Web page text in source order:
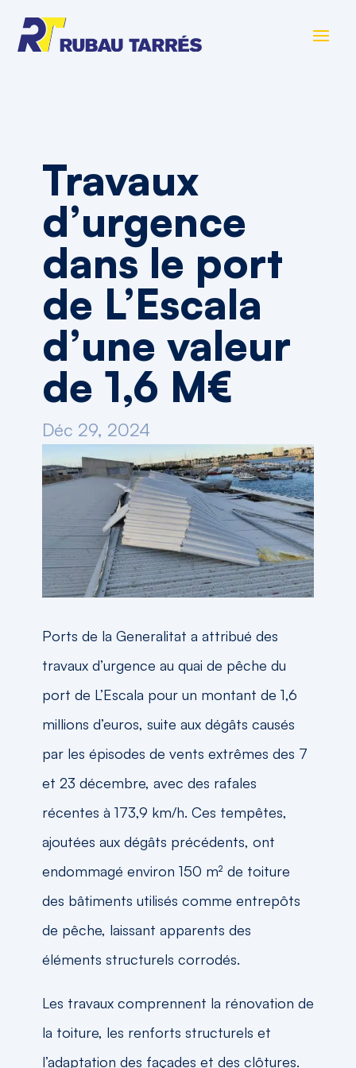
Travaux
d’urgence
dans le port
de L’Escala
d’une valeur
de 1,6 M€
Déc 29, 2024
Ports de la Generalitat a attribué des
travaux d’urgence au quai de pêche du
port de L’Escala pour un montant de 1,6
millions d’euros, suite aux dégâts causés
par les épisodes de vents extrêmes des 7
et 23 décembre, avec des rafales
récentes à 173,9 km/h. Ces tempêtes,
ajoutées aux dégâts précédents, ont
endommagé environ 150 m² de toiture
des bâtiments utilisés comme entrepôts
de pêche, laissant apparents des
éléments structurels corrodés.
Les travaux comprennent la rénovation de
la toiture, les renforts structurels et
l’adaptation des façades et des clôtures.